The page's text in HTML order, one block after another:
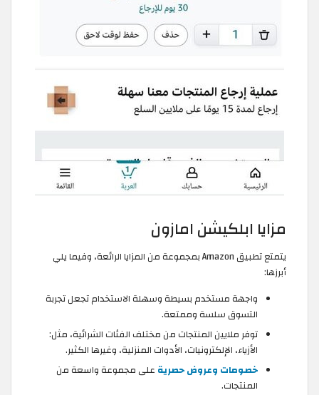
مزايا ابلكيشن امازون
يتمتع تطبيق Amazon بمجموعة من المزايا الرائعة، وفيما يلي
أبرزها:
واجهة مستخدم بسيطة وسهلة الاستخدام تجعل تجربة
التسوق سلسة وممتعة.
توفر ملايين المنتجات من مختلف الفئات الشرائية، مثل:
الأزياء، الإلكترونيات، الأدوات المنزلية، وغيرها الكثير.
خصومات وعروض حصرية على مجموعة واسعة من
المنتجات.